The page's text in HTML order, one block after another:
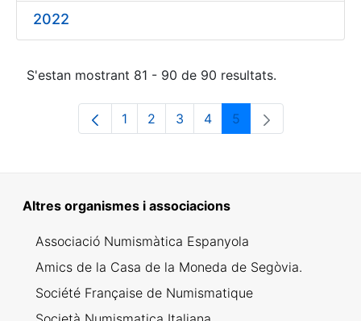
2022
S'estan mostrant 81 - 90 de 90 resultats.
Pàgina
1 Pàgina
2 Pàgina
3 Pàgina
4 Pàgina
5
Altres organismes i associacions
Associació Numismàtica Espanyola
Amics de la Casa de la Moneda de Segòvia.
Société Française de Numismatique